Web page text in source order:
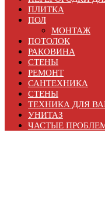
ПЛИТКА
ПОЛ
МОНТАЖ
ПОТОЛОК
РАКОВИНА
СТЕНЫ
РЕМОНТ
САНТЕХНИКА
СТЕНЫ
ТЕХНИКА ДЛЯ
УНИТАЗ
ЧАСТЫЕ